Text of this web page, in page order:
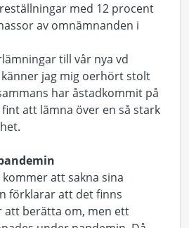
med 12 procent
av omnämnanden i
till vår nya vd
känner jag mig oerhört stolt
har åstadkommit på
att lämna över en så stark
att sakna sina
förklarar att det finns
att berätta om, men ett